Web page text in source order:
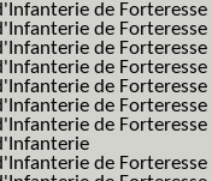
de Forteresse
de Forteresse
de Forteresse
de Forteresse
de Forteresse
de Forteresse
de Forteresse
de